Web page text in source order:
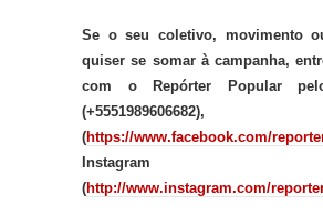
Se o seu coletivo, movimento
quiser se somar à campanha,
com o Repórter Popular
(+5551989606682),
(https://www.facebook.com/
Instagram
(http://www.instagram.com/